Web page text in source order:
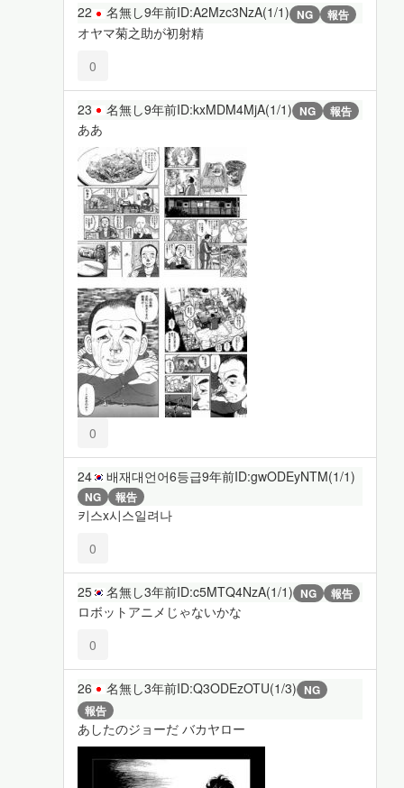
22 名無し9年前ID:A2Mzc3NzA(1/1) NG 報告
オヤマ菊之助が初射精
0
23 名無し9年前ID:kxMDM4MjA(1/1) NG 報告
ああ
0
24 배재대언어6등급9年前ID:gwODEyNTM(1/1)
NG 報告
키스x시스일려나
0
25 名無し3年前ID:c5MTQ4NzA(1/1) NG 報告
ロボットアニメじゃないかな
0
26 名無し3年前ID:Q3ODEzOTU(1/3) NG
報告
あしたのジョーだ バカヤロー